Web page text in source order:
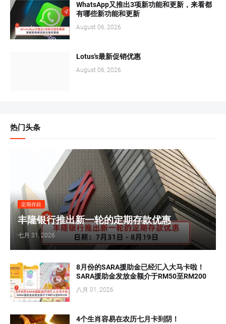
WhatsApp又推出3项新功能和更新，来看都
有哪些新功能和更新
August 06, 2026
Lotus's最新促销优惠
August 06, 2026
热门头条
定期存款
丰隆银行推出新一轮的定期存款优惠
七月 31, 2026
8月份的SARA援助金已经汇入大马卡啦！
SARA援助金发放金额介于RM50至RM200
八月 01, 2026
4个生肖容易在农历七月卡到阴！